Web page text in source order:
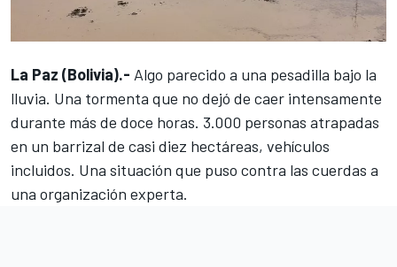
La Paz (Bolivia).- Algo parecido a una pesadilla bajo la
lluvia. Una tormenta que no dejó de caer intensamente
durante más de doce horas. 3.000 personas atrapadas
en un barrizal de casi diez hectáreas, vehículos
incluidos. Una situación que puso contra las cuerdas a
una organización experta.